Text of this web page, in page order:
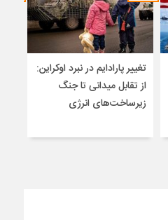
تغییر پارادایم در نبرد اوکراین:
از تقابل میدانی تا جنگ
زیرساخت‌های انرژی